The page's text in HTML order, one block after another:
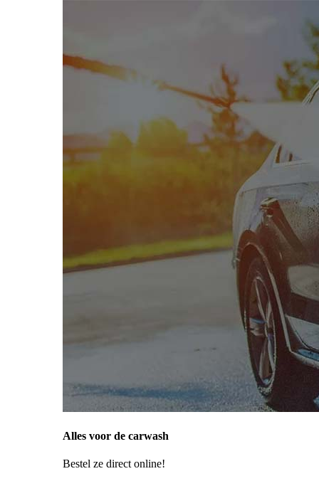
Alles voor de carwash
Bestel ze direct online!